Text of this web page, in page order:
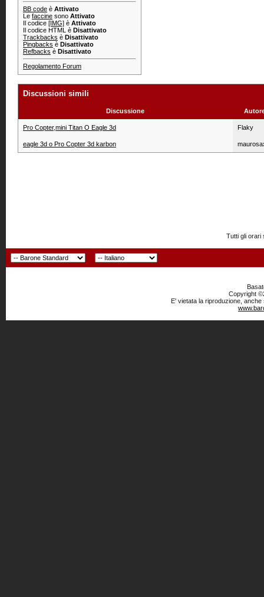
BB code è Attivato
Le faccine sono Attivato
Il codice [IMG] è Attivato
Il codice HTML è Disattivato
Trackbacks è Disattivato
Pingbacks è Disattivato
Refbacks è Disattivato
Regolamento Forum
Discussioni simili
Discussione
Pro Copter,mini Titan O Eagle 3d Flaky
eagle 3d o Pro Copter 3d karbon
Tutti gli orari
Copyright
E' vietata la riproduzione,